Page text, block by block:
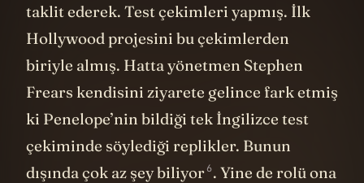
taklit ederek. Test çekimleri yapmış. İlk
Hollywood projesini bu çekimlerden
biriyle almış. Hatta yönetmen Stephen
Frears kendisini ziyarete gelince fark etmiş
ki Penelope’nin bildiği tek İngilizce test
çekiminde söylediği replikler. Bunun
dışında çok az şeybiliyor6. Yine de rolü ona